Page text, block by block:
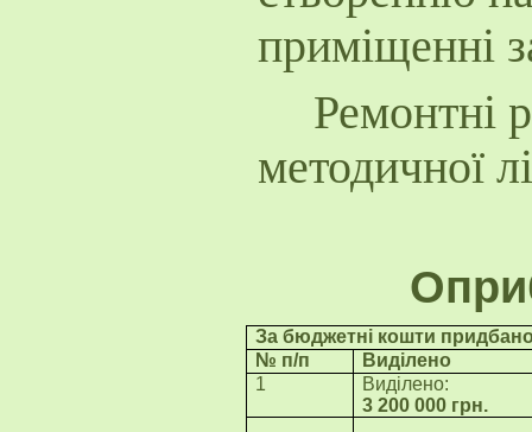
приміщенні
Ремонтні
методичної
За бюджетні кошти
№ п/п
Виділено
1
Виділено:
3 200 000 грн.